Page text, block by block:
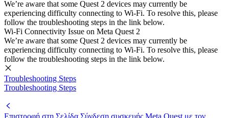
We’re aware that some Quest 2 devices may currently be
experiencing difficulty connecting to Wi-Fi. To resolve this, please
follow the troubleshooting steps in the link below.
Wi-Fi Connectivity Issue on Meta Quest 2
We’re aware that some Quest 2 devices may currently be
experiencing difficulty connecting to Wi-Fi. To resolve this, please
follow the troubleshooting steps in the link below.
Troubleshooting Steps
Troubleshooting Steps
Επιστροφή στη Σελίδα Σύνδεση συσκευής Meta Quest με τον